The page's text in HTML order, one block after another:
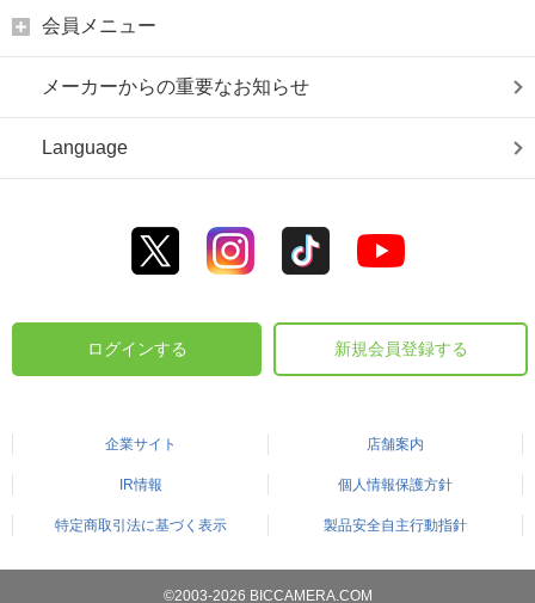
会員メニュー
メーカーからの重要なお知らせ
Language
ログインする 新規会員登録する
企業サイト 店舗案内
IR情報 個人情報保護方針
特定商取引法に基づく表示 製品安全自主行動指針
©2003-2026 BICCAMERA.COM